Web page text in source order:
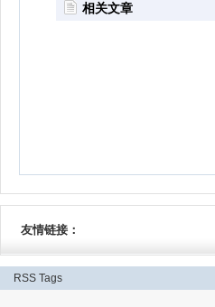
相关文章
友情链接：
RSS Tags